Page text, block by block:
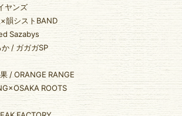
ヤンズ
韻シストBAND
Sazabys
/ ガガガSP
/ ORANGE RANGE
ROOTS